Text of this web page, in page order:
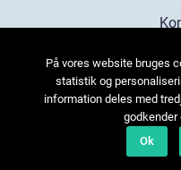
På vores website bruges
statistik og
information deles med
godkender
Ok